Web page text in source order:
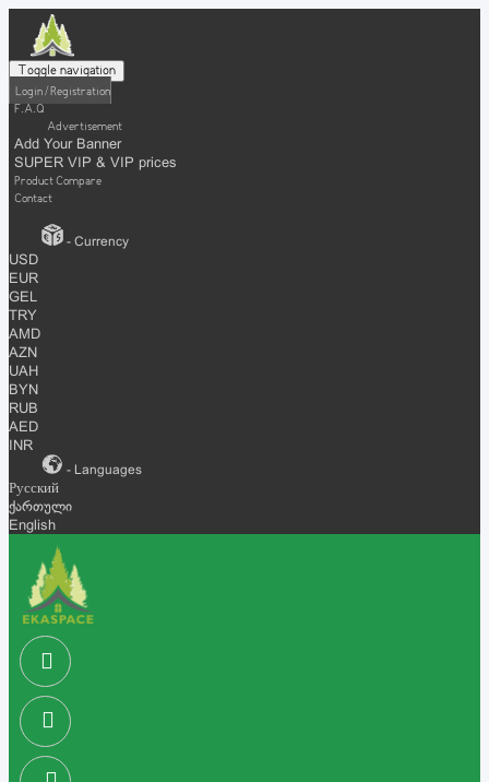
Toggle navigation
Login / Registration
F.A.Q
Advertisement
Add Your Banner
SUPER VIP & VIP prices
Product Compare
Contact
- Currency
USD
EUR
GEL
TRY
AMD
AZN
UAH
BYN
RUB
AED
INR
- Languages
Русский
ქართული
English